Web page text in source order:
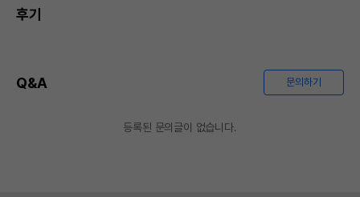
후기
Q&A 문의하기
등록된 문의글이 없습니다.